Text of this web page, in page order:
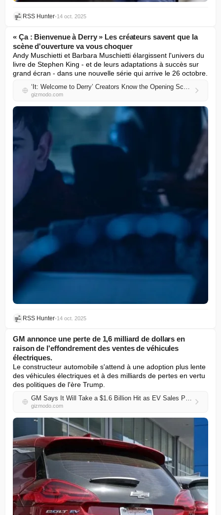
RSS Hunter•14 oct. 2025
« Ça : Bienvenue à Derry » Les créateurs savent que la
scène d'ouverture va vous choquer
Andy Muschietti et Barbara Muschietti élargissent l'univers du
livre de Stephen King - et de leurs adaptations à succès sur
grand écran - dans une nouvelle série qui arrive le 26 octobre.
‘It: Welcome to Derry’ Creators Know the Opening Scene Will Shock You
gizmodo.com
RSS Hunter•14 oct. 2025
GM annonce une perte de 1,6 milliard de dollars en
raison de l'effondrement des ventes de véhicules
électriques.
Le constructeur automobile s'attend à une adoption plus lente
des véhicules électriques et à des milliards de pertes en vertu
des politiques de l'ère Trump.
GM Says It Will Take a $1.6 Billion Hit as EV Sales Plunge
gizmodo.com